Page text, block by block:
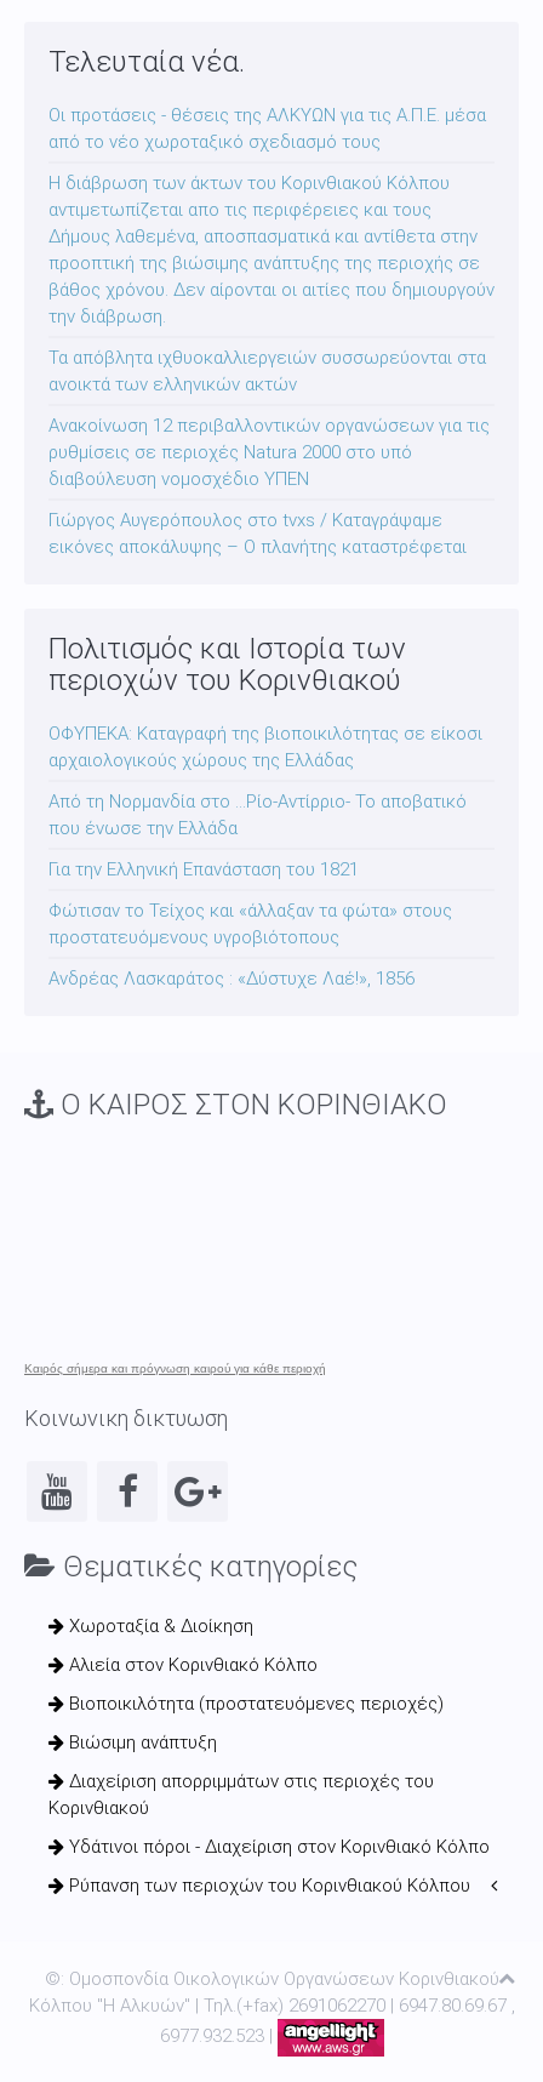
Τελευταία νέα.
Οι προτάσεις - θέσεις της ΑΛΚΥΩΝ για τις Α.Π.Ε. μέσα
από το νέο χωροταξικό σχεδιασμό τους
Η διάβρωση των άκτων του Κορινθιακού Κόλπου
αντιμετωπίζεται απο τις περιφέρειες και τους
Δήμους λαθεμένα, αποσπασματικά και αντίθετα στην
προοπτική της βιώσιμης ανάπτυξης της περιοχής σε
βάθος χρόνου. Δεν αίρονται οι αιτίες που δημιουργούν
την διάβρωση.
Τα απόβλητα ιχθυοκαλλιεργειών συσσωρεύονται στα
ανοικτά των ελληνικών ακτών
Ανακοίνωση 12 περιβαλλοντικών οργανώσεων για τις
ρυθμίσεις σε περιοχές Natura 2000 στο υπό
διαβούλευση νομοσχέδιο ΥΠΕΝ
Γιώργος Αυγερόπουλος στο tvxs / Καταγράψαμε
εικόνες αποκάλυψης – Ο πλανήτης καταστρέφεται
Πολιτισμός και Ιστορία των
περιοχών του Κορινθιακού
ΟΦΥΠΕΚΑ: Καταγραφή της βιοποικιλότητας σε είκοσι
αρχαιολογικούς χώρους της Ελλάδας
Από τη Νορμανδία στο …Ρίο-Αντίρριο- Το αποβατικό
που ένωσε την Ελλάδα
Για την Ελληνική Επανάσταση του 1821
Φώτισαν το Τείχος και «άλλαξαν τα φώτα» στους
προστατευόμενους υγροβιότοπους
Ανδρέας Λασκαράτος : «Δύστυχε Λαέ!», 1856
Ο ΚΑΙΡΟΣ ΣΤΟΝ ΚΟΡΙΝΘΙΑΚΟ
Καιρός σήμερα και πρόγνωση καιρού για κάθε περιοχή
Κοινωνικη δικτυωση
Θεματικές κατηγορίες
Χωροταξία & Διοίκηση
Αλιεία στον Κορινθιακό Κόλπο
Βιοποικιλότητα (προστατευόμενες περιοχές)
Βιώσιμη ανάπτυξη
Διαχείριση απορριμμάτων στις περιοχές του
Κορινθιακού
Υδάτινοι πόροι - Διαχείριση στον Κορινθιακό Κόλπο
Ρύπανση των περιοχών του Κορινθιακού Κόλπου
©: Ομοσπονδία Οικολογικών Οργανώσεων Κορινθιακού
Κόλπου "Η Αλκυών" | Τηλ.(+fax) 2691062270 | 6947.80.69.67 ,
6977.932.523 |